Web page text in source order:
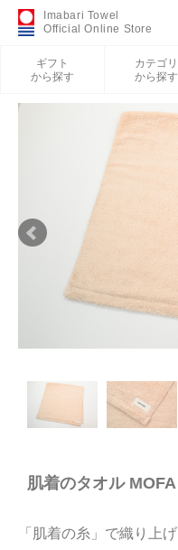
Imabari Towel
Official Online Store
ギフト
から探す
カテゴリ
から探す
ギフトから探す
カテゴリから探す
刺繍について
当サイトについて
肌着のタオル MOFA
「肌着の糸」で織り上